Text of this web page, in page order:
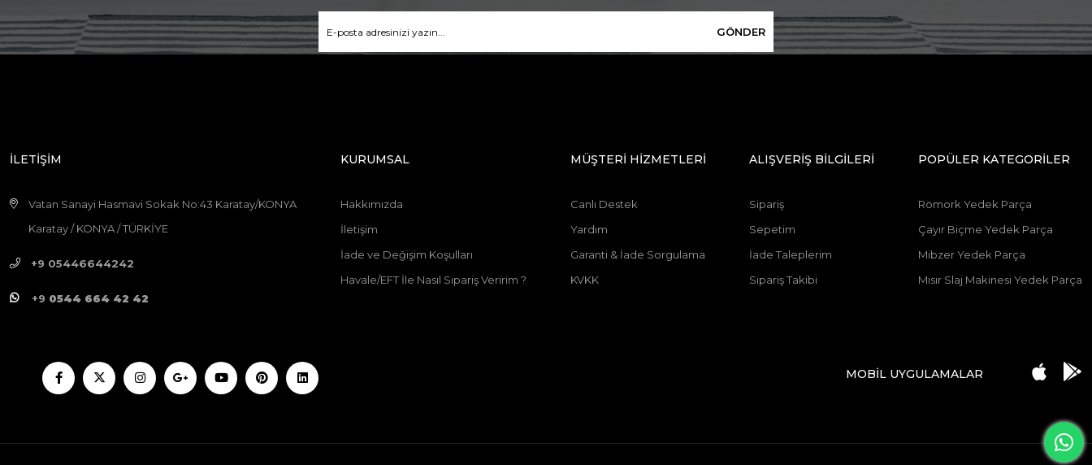
GÖNDER
İLETİŞİM
Vatan Sanayi Hasmavi Sokak No:43 Karatay/KONYA
Karatay / KONYA / TÜRKİYE
+9 05446644242
+9 0544 664 42 42
KURUMSAL
Hakkımızda
İletişim
İade ve Değişim Koşulları
Havale/EFT İle Nasıl Sipariş Veririm ?
MÜŞTERİ HİZMETLERİ
Canlı Destek
Yardım
Garanti & İade Sorgulama
KVKK
ALIŞVERİŞ BİLGİLERİ
Sipariş
Sepetim
İade Taleplerim
Sipariş Takibi
POPÜLER KATEGORİLER
Römork Yedek Parça
Çayır Biçme Yedek Parça
Mibzer Yedek Parça
Mısır Slaj Makinesi Yedek Parça
MOBİL UYGULAMALAR